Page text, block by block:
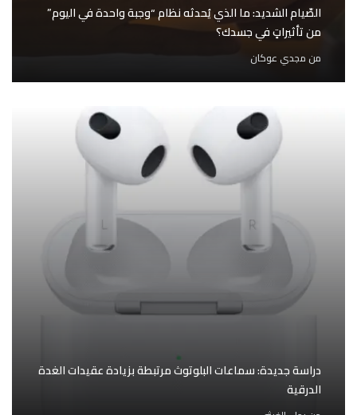
الصّيام الشديد: ما الذي يُحدثه نظام “وجبة واحدة في اليوم”
من تأثيراتٍ في جسدك؟
من مجدي عوكان
دراسة جديدة: سماعات البلوتوث مرتبطة بزيادة عقيدات الغدة
الدرقية